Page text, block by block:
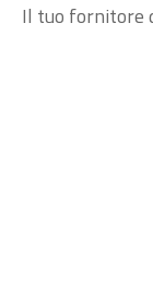
Il tuo fornitore